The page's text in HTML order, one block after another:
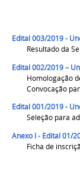
Edital 003/2019 -
Resultado da
Edital 002/2019 –
Homologação
Convocação
Edital 001/2019 -
Seleção para
Anexo I - Edital 01/
Ficha de